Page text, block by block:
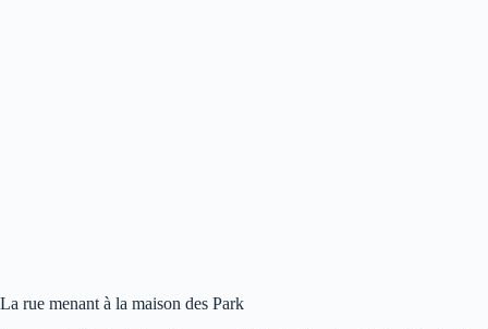
La rue menant à la maison des Park